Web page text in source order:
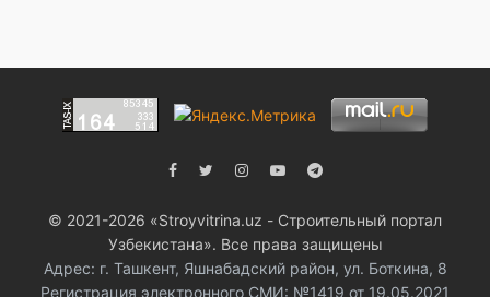
© 2021-2026 «Stroyvitrina.uz - Строительный портал
Узбекистана». Все права защищены
Адрес: г. Ташкент, Яшнабадский район, ул. Боткина, 8
Регистрация электронного СМИ: №1419 от 19.05.2021